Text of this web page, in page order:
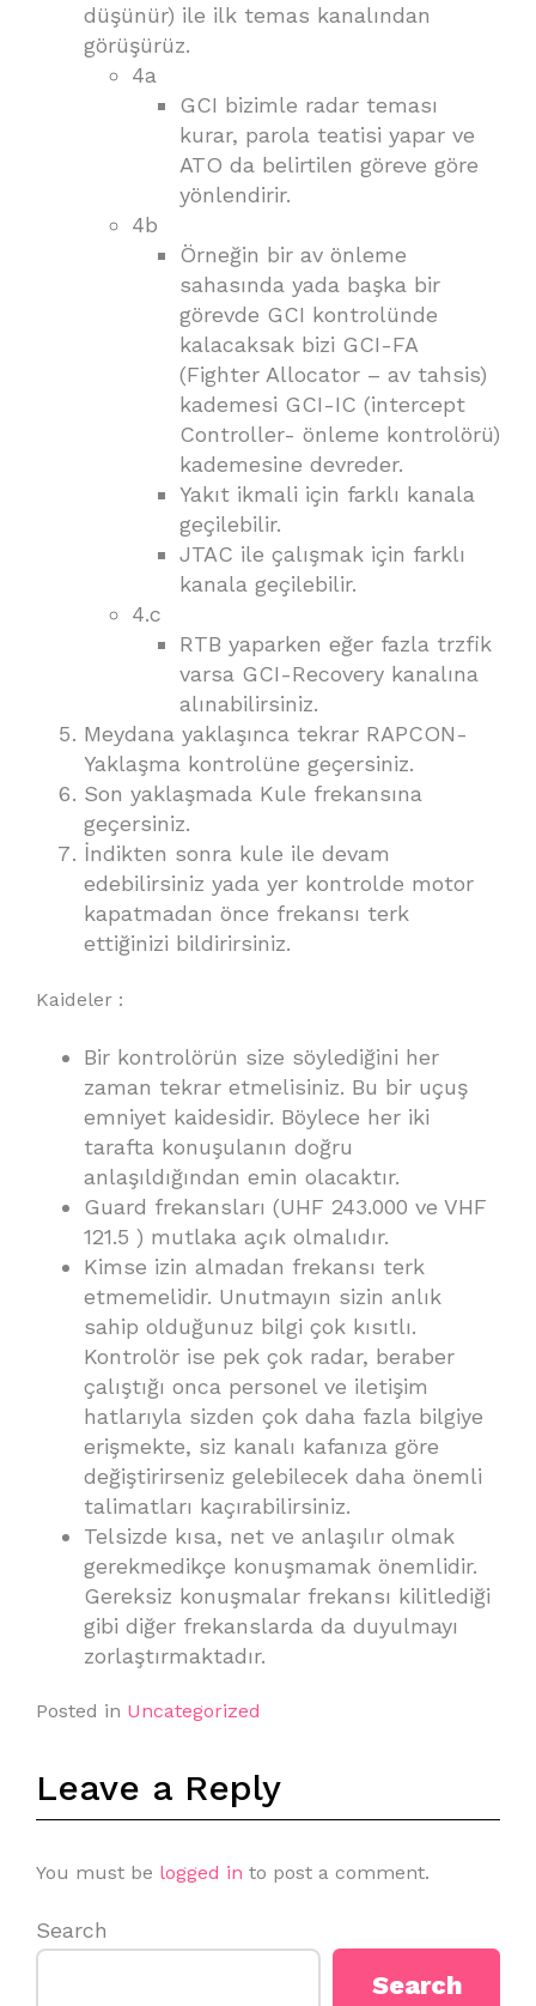
düşünür) ile ilk temas kanalından
görüşürüz.
4a
GCI bizimle radar teması
kurar, parola teatisi yapar ve
ATO da belirtilen göreve göre
yönlendirir.
4b
Örneğin bir av önleme
sahasında yada başka bir
görevde GCI kontrolünde
kalacaksak bizi GCI-FA
(Fighter Allocator – av tahsis)
kademesi GCI-IC (intercept
Controller- önleme kontrolörü)
kademesine devreder.
Yakıt ikmali için farklı kanala
geçilebilir.
JTAC ile çalışmak için farklı
kanala geçilebilir.
4.c
RTB yaparken eğer fazla trzfik
varsa GCI-Recovery kanalına
alınabilirsiniz.
Meydana yaklaşınca tekrar RAPCON-
Yaklaşma kontrolüne geçersiniz.
Son yaklaşmada Kule frekansına
geçersiniz.
İndikten sonra kule ile devam
edebilirsiniz yada yer kontrolde motor
kapatmadan önce frekansı terk
ettiğinizi bildirirsiniz.
Kaideler :
Bir kontrolörün size söylediğini her
zaman tekrar etmelisiniz. Bu bir uçuş
emniyet kaidesidir. Böylece her iki
tarafta konuşulanın doğru
anlaşıldığından emin olacaktır.
Guard frekansları (UHF 243.000 ve VHF
121.5 ) mutlaka açık olmalıdır.
Kimse izin almadan frekansı terk
etmemelidir. Unutmayın sizin anlık
sahip olduğunuz bilgi çok kısıtlı.
Kontrolör ise pek çok radar, beraber
çalıştığı onca personel ve iletişim
hatlarıyla sizden çok daha fazla bilgiye
erişmekte, siz kanalı kafanıza göre
değiştirirseniz gelebilecek daha önemli
talimatları kaçırabilirsiniz.
Telsizde kısa, net ve anlaşılır olmak
gerekmedikçe konuşmamak önemlidir.
Gereksiz konuşmalar frekansı kilitlediği
gibi diğer frekanslarda da duyulmayı
zorlaştırmaktadır.
Posted in Uncategorized
Leave a Reply
You must be logged in to post a comment.
Search
Search